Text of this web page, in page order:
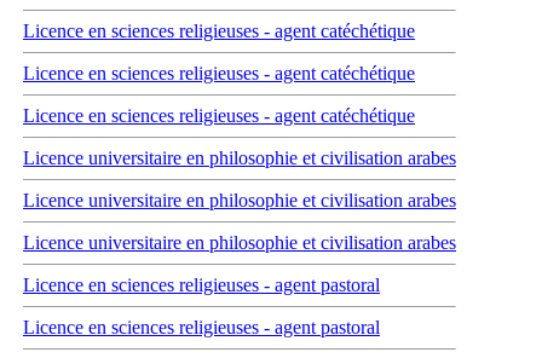
Licence en sciences religieuses - agent catéchétique
Licence en sciences religieuses - agent catéchétique
Licence en sciences religieuses - agent catéchétique
Licence universitaire en philosophie et civilisation arabes
Licence universitaire en philosophie et civilisation arabes
Licence universitaire en philosophie et civilisation arabes
Licence en sciences religieuses - agent pastoral
Licence en sciences religieuses - agent pastoral